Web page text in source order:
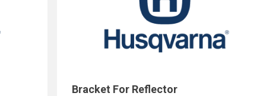
Bracket For Reflector